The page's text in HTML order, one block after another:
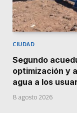
CIUDAD
Segundo
optimización y
agua a los
8 agosto 2026